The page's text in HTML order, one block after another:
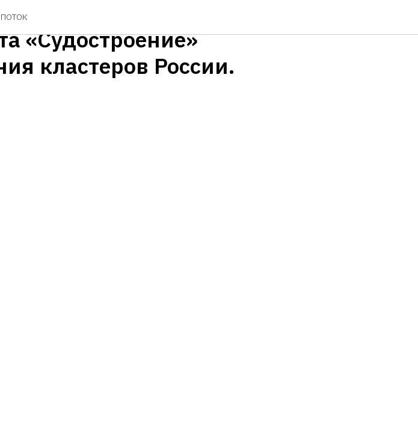
ПОТОК
участников
«Судостроение»
кластеров России.